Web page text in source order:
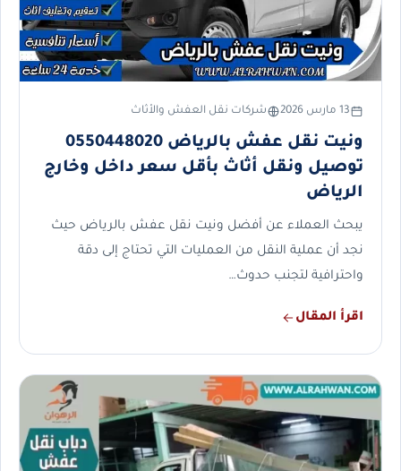
13 مارس 2026 شركات نقل العفش والأثاث
ونيت نقل عفش بالرياض 0550448020
توصيل ونقل أثاث بأقل سعر داخل وخارج
الرياض
يبحث العملاء عن أفضل ونيت نقل عفش بالرياض حيث
نجد أن عملية النقل من العمليات التي تحتاج إلى دقة
واحترافية لتجنب حدوث…
اقرأ المقال